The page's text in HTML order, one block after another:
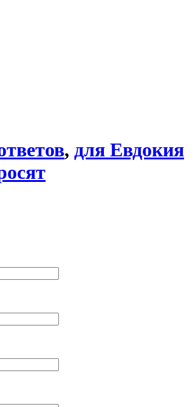
, для Евдокия